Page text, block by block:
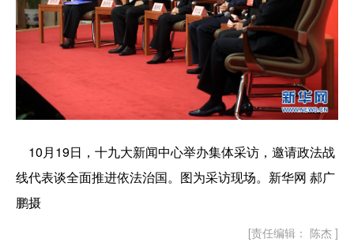
10月19日，十九大新闻中心举办集体采访，邀请政法战
线代表谈全面推进依法治国。图为采访现场。新华网 郝广
鹏摄
[责任编辑： 陈杰 ]